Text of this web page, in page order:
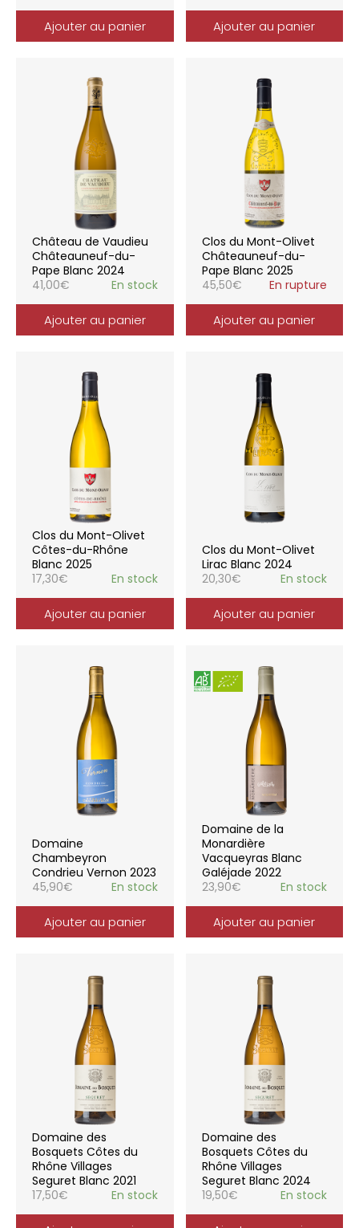
Ajouter au panier Ajouter au panier
Château de Vaudieu
Châteauneuf-du-
Pape Blanc 2024
41,00€ En stock
Ajouter au panier
Clos du Mont-Olivet
Châteauneuf-du-
Pape Blanc 2025
45,50€ En rupture
Ajouter au panier
Clos du Mont-Olivet
Côtes-du-Rhône
Blanc 2025
17,30€ En stock
Ajouter au panier
Clos du Mont-Olivet
Lirac Blanc 2024
20,30€ En stock
Ajouter au panier
Domaine
Chambeyron
Condrieu Vernon 2023
45,90€ En stock
Ajouter au panier
Domaine de la
Monardière
Vacqueyras Blanc
Galéjade 2022
23,90€ En stock
Ajouter au panier
Domaine des
Bosquets Côtes du
Rhône Villages
Seguret Blanc 2021
17,50€ En stock
Domaine des
Bosquets Côtes du
Rhône Villages
Seguret Blanc 2024
19,50€ En stock